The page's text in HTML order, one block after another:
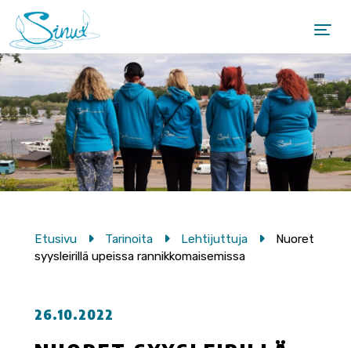
Etusivu Tarinoita Lehtijuttuja
Nuoret
syysleirillä upeissa rannikkomaisemissa
26.10.2022